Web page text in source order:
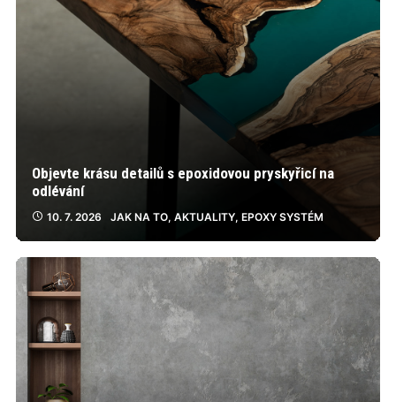
Objevte krásu detailů s epoxidovou pryskyřicí na
odlévání
10. 7. 2026 JAK NA TO, AKTUALITY, EPOXY SYSTÉM